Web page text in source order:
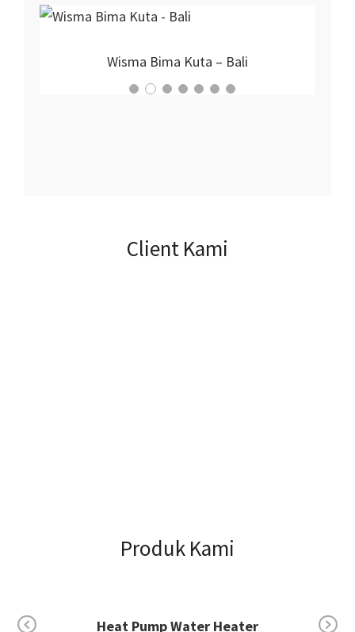
Client Kami
Produk Kami
Electric Water Heater